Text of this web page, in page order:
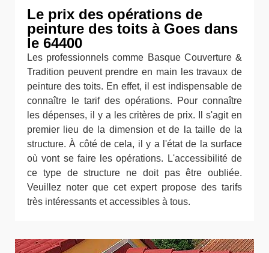
Le prix des opérations de
peinture des toits à Goes dans
le 64400
Les professionnels comme Basque Couverture &
Tradition peuvent prendre en main les travaux de
peinture des toits. En effet, il est indispensable de
connaître le tarif des opérations. Pour connaître
les dépenses, il y a les critères de prix. Il s'agit en
premier lieu de la dimension et de la taille de la
structure. À côté de cela, il y a l'état de la surface
où vont se faire les opérations. L'accessibilité de
ce type de structure ne doit pas être oubliée.
Veuillez noter que cet expert propose des tarifs
très intéressants et accessibles à tous.